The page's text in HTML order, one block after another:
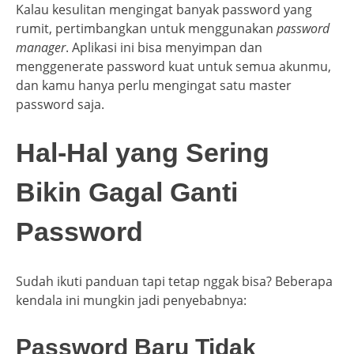
Kalau kesulitan mengingat banyak password yang
rumit, pertimbangkan untuk menggunakan password
manager. Aplikasi ini bisa menyimpan dan
menggenerate password kuat untuk semua akunmu,
dan kamu hanya perlu mengingat satu master
password saja.
Hal-Hal yang Sering
Bikin Gagal Ganti
Password
Sudah ikuti panduan tapi tetap nggak bisa? Beberapa
kendala ini mungkin jadi penyebabnya:
Password Baru Tidak